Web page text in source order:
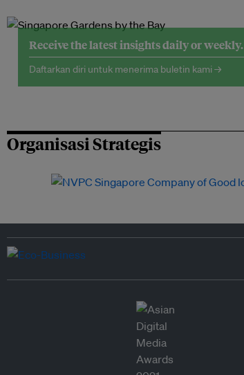
Receive the latest insights daily or weekly.
Daftarkan diri untuk menerima buletin kami →
Organisasi Strategis